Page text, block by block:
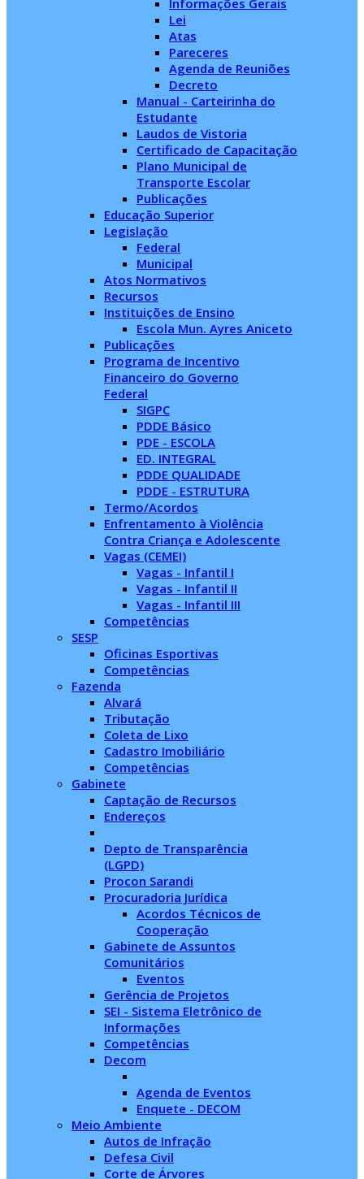
Informações Gerais
Lei
Atas
Pareceres
Agenda de Reuniões
Decreto
Manual - Carteirinha do
Estudante
Laudos de Vistoria
Certificado de Capacitação
Plano Municipal de
Transporte Escolar
Publicações
Educação Superior
Legislação
Federal
Municipal
Atos Normativos
Recursos
Instituições de Ensino
Escola Mun. Ayres Aniceto
Publicações
Programa de Incentivo
Financeiro do Governo
Federal
SIGPC
PDDE Básico
PDE - ESCOLA
ED. INTEGRAL
PDDE QUALIDADE
PDDE - ESTRUTURA
Termo/Acordos
Enfrentamento à Violência
Contra Criança e Adolescente
Vagas (CEMEI)
Vagas - Infantil I
Vagas - Infantil II
Vagas - Infantil III
Competências
SESP
Oficinas Esportivas
Competências
Fazenda
Alvará
Tributação
Coleta de Lixo
Cadastro Imobiliário
Competências
Gabinete
Captação de Recursos
Endereços
Depto de Transparência
(LGPD)
Procon Sarandi
Procuradoria Jurídica
Acordos Técnicos de
Cooperação
Gabinete de Assuntos
Comunitários
Eventos
Gerência de Projetos
SEI - Sistema Eletrônico de
Informações
Competências
Decom
Agenda de Eventos
Enquete - DECOM
Meio Ambiente
Autos de Infração
Defesa Civil
Corte de Árvores